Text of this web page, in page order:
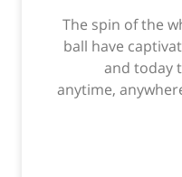
The spin of the
ball have
and today
anytime,